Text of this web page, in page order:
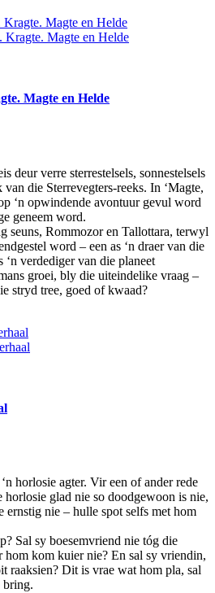
Magte en Helde
deur verre sterrestelsels, sonnestelsels
die Sterrevegters-reeks. In ‘Magte,
‘n opwindende avontuur gevul word
geneem word.
seuns, Rommozor en Tallottara, terwyl
word – een as ‘n draer van die
verdediger van die planeet
groei, bly die uiteindelike vraag –
stryd tree, goed of kwaad?
horlosie agter. Vir een of ander rede
glad nie so doodgewoon is nie,
ernstig nie – hulle spot selfs met hom
Sal sy boesemvriend nie tóg die
hom kom kuier nie? En sal sy vriendin,
raaksien? Dit is vrae wat hom pla, sal
bring.